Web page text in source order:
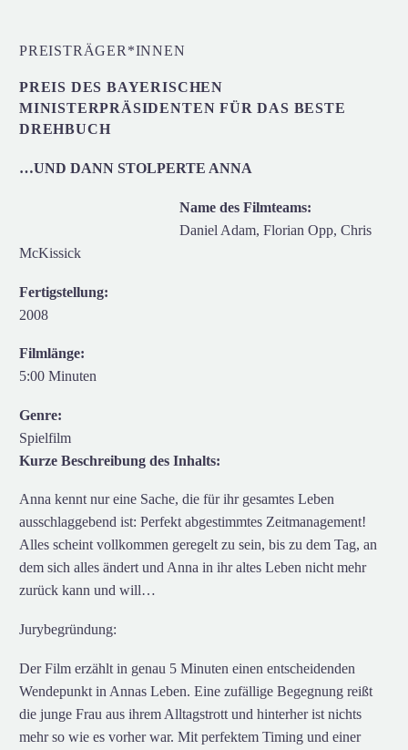
PREISTRÄGER*INNEN
PREIS DES BAYERISCHEN
MINISTERPRÄSIDENTEN FÜR DAS BESTE
DREHBUCH
…UND DANN STOLPERTE ANNA
Name des Filmteams:
Daniel Adam, Florian Opp, Chris
McKissick
Fertigstellung:
2008
Filmlänge:
5:00 Minuten
Genre:
Spielfilm
Kurze Beschreibung des Inhalts:
Anna kennt nur eine Sache, die für ihr gesamtes Leben
ausschlaggebend ist: Perfekt abgestimmtes Zeitmanagement!
Alles scheint vollkommen geregelt zu sein, bis zu dem Tag, an
dem sich alles ändert und Anna in ihr altes Leben nicht mehr
zurück kann und will…
Jurybegründung:
Der Film erzählt in genau 5 Minuten einen entscheidenden
Wendepunkt in Annas Leben. Eine zufällige Begegnung reißt
die junge Frau aus ihrem Alltagstrott und hinterher ist nichts
mehr so wie es vorher war. Mit perfektem Timing und einer